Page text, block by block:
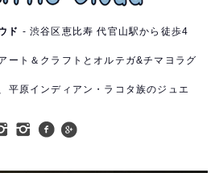
ド - 渋谷区恵比寿 代官山駅から徒歩4
ート＆クラフトとオルテガ&チマヨラグ
平原インディアン・ラコタ族のジュエ